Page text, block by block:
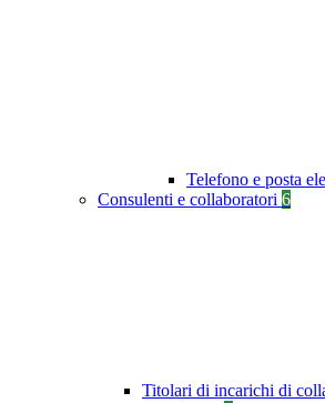
Telefono e posta
Consulenti e collaboratori 6
Titolari di incarichi di